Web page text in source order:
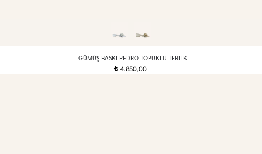
GÜMÜŞ BASKI PEDRO TOPUKLU TERLIK
t 4.850,00